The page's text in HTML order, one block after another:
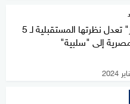
"موديز" تعدل نظرتها المستقبلية لـ 5
إلى "سلبية"